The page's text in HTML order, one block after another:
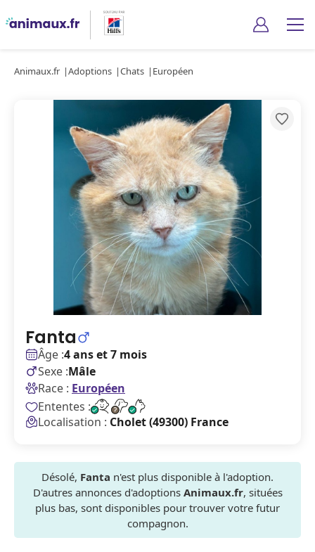
Animaux.fr Adoptions Chats Européen
Fanta
Âge :4 ans et 7 mois
Sexe :Mâle
Race : Européen
Ententes :
Localisation : Cholet (49300) France
Désolé, Fanta n'est plus disponible à l'adoption.
D'autres annonces d'adoptions Animaux.fr, situées
plus bas, sont disponibles pour trouver votre futur
compagnon.